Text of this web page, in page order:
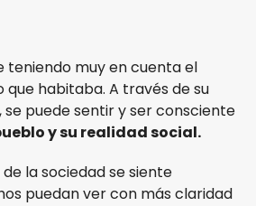
teniendo muy en cuenta el
habitaba. A través de su
se puede sentir y ser consciente
y su realidad social.
la sociedad se siente
puedan ver con más claridad